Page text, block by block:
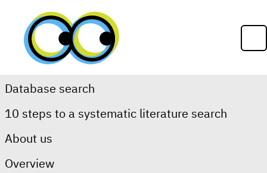
Database search
10 steps to a systematic literature search
About us
Overview
Detailed view